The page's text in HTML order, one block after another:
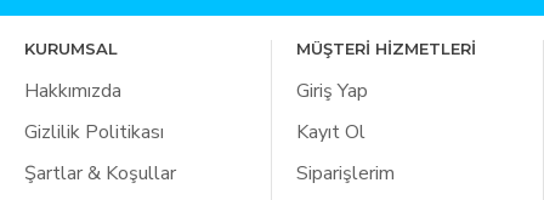
KURUMSAL
Hakkımızda
Gizlilik Politikası
Şartlar & Koşullar
MÜŞTERİ HİZMETLERİ
Giriş Yap
Kayıt Ol
Siparişlerim